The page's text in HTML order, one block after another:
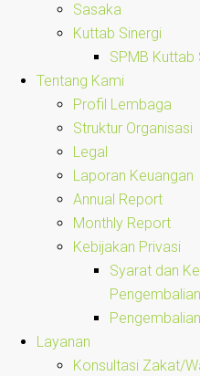
Sasaka
Kuttab Sinergi
SPMB Kuttab
Tentang Kami
Profil Lembaga
Struktur Organisasi
Legal
Laporan Keuangan
Annual Report
Monthly Report
Kebijakan Privasi
Syarat dan
Layanan
Konsultasi Zakat/